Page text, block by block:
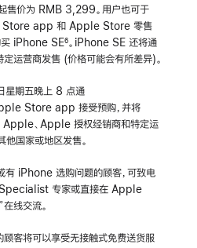
起售价为 RMB 3,299。用户也可于
Store app 和 Apple Store 零售
买 iPhone SE6。iPhone SE 还将通
运营商发售 (价格可能会有所差异)。
期五晚上 8 点通
Store app 接受预购，并将
、Apple 授权经销商和特定运
国家或地区发售。
iPhone 选购问题的顾客，可致电
专家或直接在 Apple
线交流。
客将可以享受无接触式免费送货服